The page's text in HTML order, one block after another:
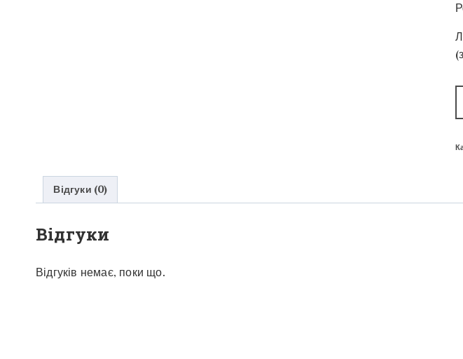
Відгуки (0)
Відгуки
Відгуків немає, поки що.